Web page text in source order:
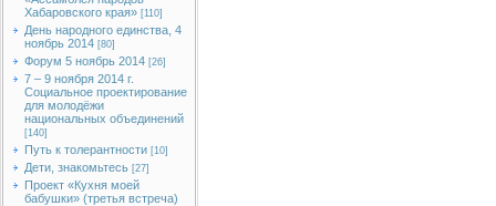
Хабаровского края» [110]
День народного единства, 4
ноябрь 2014 [80]
Форум 5 ноябрь 2014 [26]
7 – 9 ноября 2014 г.
Социальное проектирование
для молодёжи
национальных объединений
[140]
Путь к толерантности [10]
Дети, знакомьтесь [27]
Проект «Кухня моей
бабушки» (третья встреча)